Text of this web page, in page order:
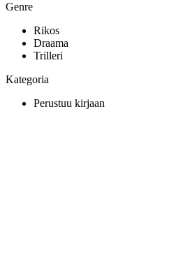
Genre
Rikos
Draama
Trilleri
Kategoria
Perustuu kirjaan